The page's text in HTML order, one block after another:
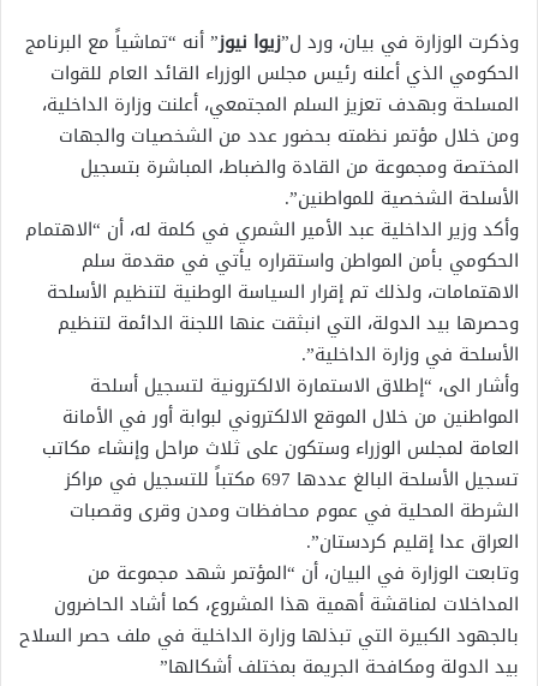
وذكرت الوزارة في بيان، ورد ل”زيوا نيوز” أنه “تماشياً مع البرنامج
الحكومي الذي أعلنه رئيس مجلس الوزراء القائد العام للقوات
المسلحة وبهدف تعزيز السلم المجتمعي، أعلنت وزارة الداخلية،
ومن خلال مؤتمر نظمته بحضور عدد من الشخصيات والجهات
المختصة ومجموعة من القادة والضباط، المباشرة بتسجيل
الأسلحة الشخصية للمواطنين”.
وأكد وزير الداخلية عبد الأمير الشمري في كلمة له، أن “الاهتمام
الحكومي بأمن المواطن واستقراره يأتي في مقدمة سلم
الاهتمامات، ولذلك تم إقرار السياسة الوطنية لتنظيم الأسلحة
وحصرها بيد الدولة، التي انبثقت عنها اللجنة الدائمة لتنظيم
الأسلحة في وزارة الداخلية”.
وأشار الى، “إطلاق الاستمارة الالكترونية لتسجيل أسلحة
المواطنين من خلال الموقع الالكتروني لبوابة أور في الأمانة
العامة لمجلس الوزراء وستكون على ثلاث مراحل وإنشاء مكاتب
تسجيل الأسلحة البالغ عددها 697 مكتباً للتسجيل في مراكز
الشرطة المحلية في عموم محافظات ومدن وقرى وقصبات
العراق عدا إقليم كردستان”.
وتابعت الوزارة في البيان، أن “المؤتمر شهد مجموعة من
المداخلات لمناقشة أهمية هذا المشروع، كما أشاد الحاضرون
بالجهود الكبيرة التي تبذلها وزارة الداخلية في ملف حصر السلاح
بيد الدولة ومكافحة الجريمة بمختلف أشكالها”